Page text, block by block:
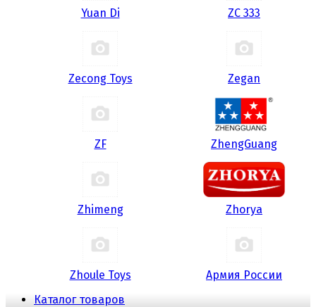
Yuan Di ZC 333
Zecong Toys Zegan
ZF ZhengGuang
Zhimeng Zhorya
Zhoule Toys
Армия России
Каталог товаров